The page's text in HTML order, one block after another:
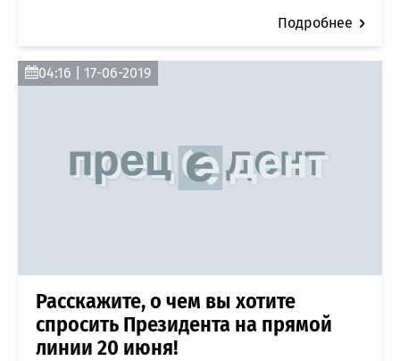
Подробнее
04:16 | 17-06-2019
Расскажите, о чем вы хотите
спросить Президента на прямой
линии 20 июня!